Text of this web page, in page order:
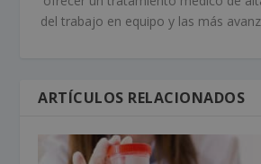
del trabajo en equipo y las más
ARTÍCULOS RELACIONADOS